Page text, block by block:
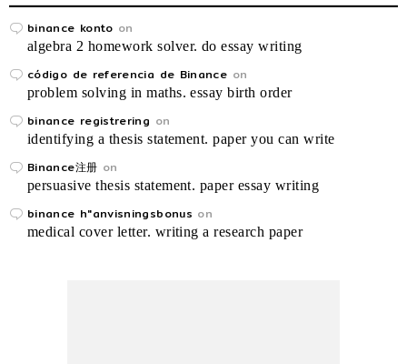
binance konto on
algebra 2 homework solver. do essay writing
código de referencia de Binance on
problem solving in maths. essay birth order
binance registrering on
identifying a thesis statement. paper you can write
Binance注册 on
persuasive thesis statement. paper essay writing
binance h"anvisningsbonus on
medical cover letter. writing a research paper